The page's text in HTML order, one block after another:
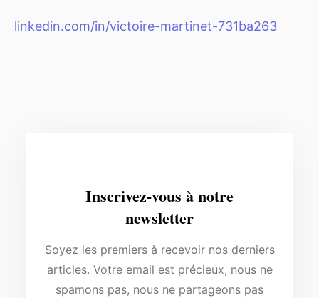
linkedin.com/in/victoire-martinet-731ba263
Inscrivez-vous à notre
newsletter
Soyez les premiers à recevoir nos derniers
articles. Votre email est précieux, nous ne
spamons pas, nous ne partageons pas